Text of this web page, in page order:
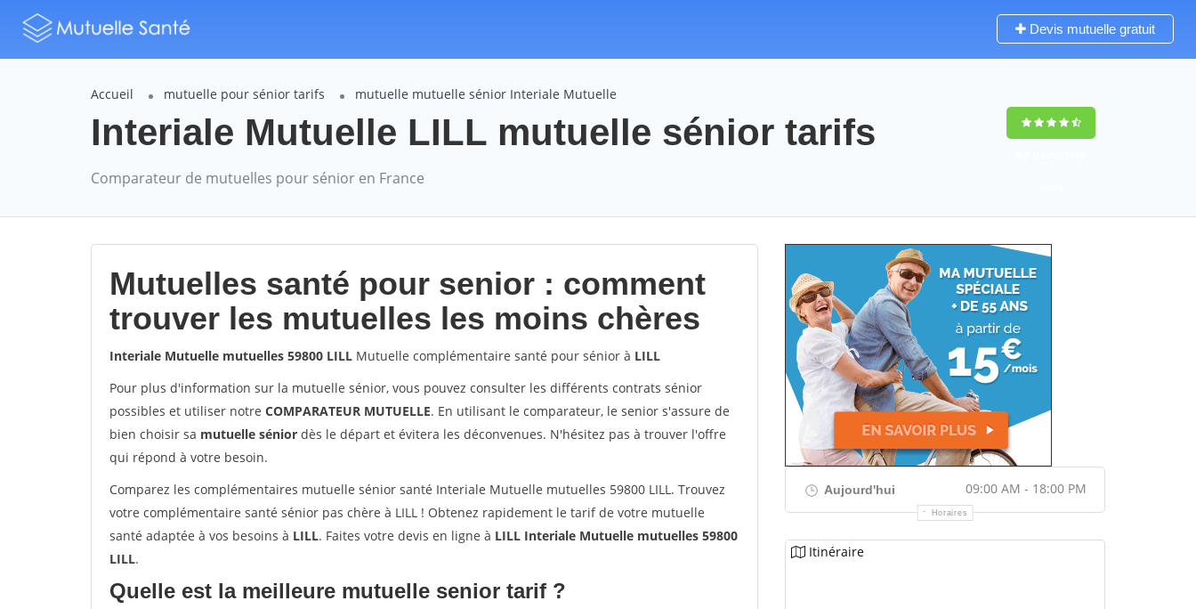
Devis mutuelle gratuit
Accueil mutuelle pour sénior tarifs mutuelle mutuelle sénior Interiale Mutuelle
Interiale Mutuelle LILL mutuelle sénior tarifs
Comparateur de mutuelles pour sénior en France
Mutuelles santé pour senior : comment
trouver les mutuelles les moins chères
Interiale Mutuelle mutuelles 59800 LILL Mutuelle complémentaire santé pour sénior à LILL
Pour plus d'information sur la mutuelle sénior, vous pouvez consulter les différents contrats sénior
possibles et utiliser notre COMPARATEUR MUTUELLE. En utilisant le comparateur, le senior s'assure de
bien choisir sa mutuelle sénior dès le départ et évitera les déconvenues. N'hésitez pas à trouver l'offre
qui répond à votre besoin.
Comparez les complémentaires mutuelle sénior santé Interiale Mutuelle mutuelles 59800 LILL. Trouvez
votre complémentaire santé sénior pas chère à LILL ! Obtenez rapidement le tarif de votre mutuelle
santé adaptée à vos besoins à LILL. Faites votre devis en ligne à LILL Interiale Mutuelle mutuelles 59800
LILL.
Quelle est la meilleure mutuelle senior tarif ?
Aujourd'hui 09:00 AM - 18:00 PM
Horaires
Itinéraire